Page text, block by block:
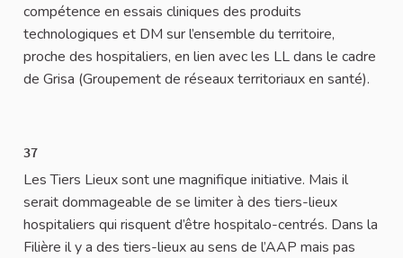
compétence en essais cliniques des produits
technologiques et DM sur l’ensemble du territoire,
proche des hospitaliers, en lien avec les LL dans le cadre
de Grisa (Groupement de réseaux territoriaux en santé).
37
Les Tiers Lieux sont une magnifique initiative. Mais il
serait dommageable de se limiter à des tiers-lieux
hospitaliers qui risquent d’être hospitalo-centrés. Dans la
Filière il y a des tiers-lieux au sens de l’AAP mais pas